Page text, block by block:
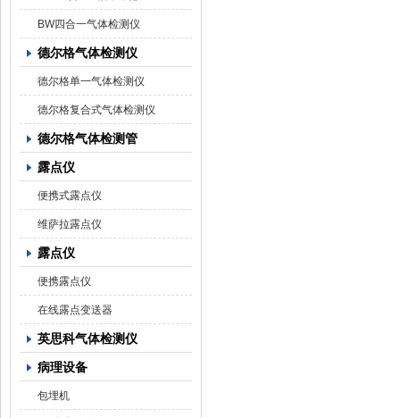
BW四合一气体检测仪
德尔格气体检测仪
德尔格单一气体检测仪
德尔格复合式气体检测仪
德尔格气体检测管
露点仪
便携式露点仪
维萨拉露点仪
露点仪
便携露点仪
在线露点变送器
英思科气体检测仪
病理设备
包埋机